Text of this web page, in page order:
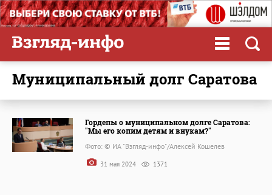
муниципальный долг Саратова
Гордепы о муниципальном долге Саратова:
"Мы его копим детям и внукам?"
Фото: © ИА "Взгляд-инфо"/Алексей Кошелев
31 мая 2024 1371